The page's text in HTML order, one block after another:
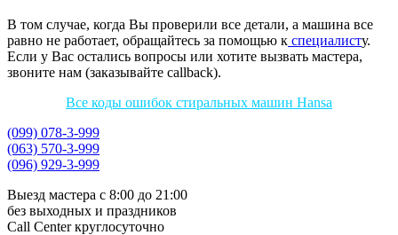
В том случае, когда Вы проверили все детали, а машина все
равно не работает, обращайтесь за помощью к специалисту.
Если у Вас остались вопросы или хотите вызвать мастера,
звоните нам (заказывайте callback).
Все коды ошибок стиральных машин Hansa
(099) 078-3-999
(063) 570-3-999
(096) 929-3-999
Выезд мастера с 8:00 до 21:00
без выходных и праздников
Сall Сenter круглосуточно